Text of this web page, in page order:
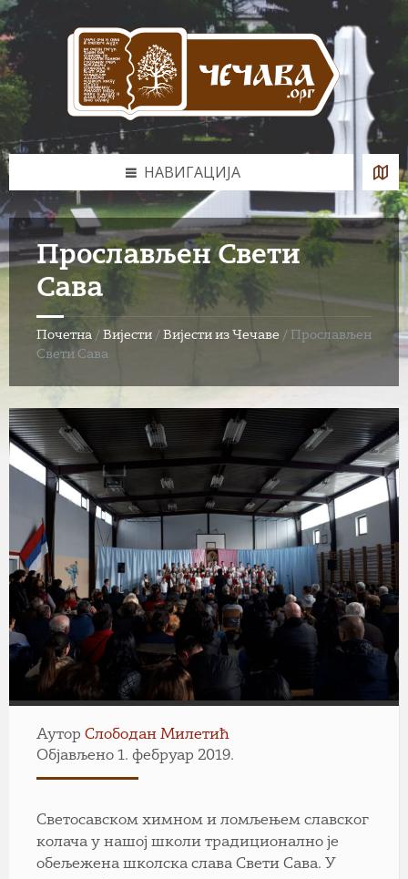
Skip
to
content
Skip
to
left
sidebar
Skip
to
footer
НАВИГАЦИЈА
Прослављен Свети
Сава
Почетна / Вијести / Вијести из Чечаве / Прослављен
Свети Сава
Аутор Слободан Милетић
Објављено 1. фебруар 2019.
Светосавском химном и ломљењем славског
колача у нашој школи традиционално је
обељежена школска слава Свети Сава. У